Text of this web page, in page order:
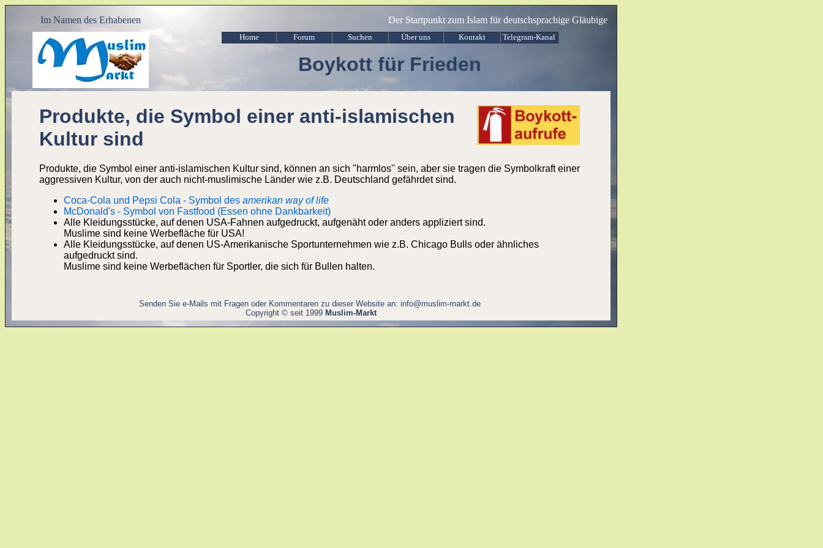
Im Namen des Erhabenen Der Startpunkt zum Islam für deutschsprachige Gläubige
Home Forum Suchen Über uns Kontakt Telegram-Kanal
Boykott für Frieden
Produkte, die Symbol einer anti-islamischen
Kultur sind
Produkte, die Symbol einer anti-islamischen Kultur sind, können an sich "harmlos" sein, aber sie tragen die Symbolkraft einer
aggressiven Kultur, von der auch nicht-muslimische Länder wie z.B. Deutschland gefährdet sind.
Coca-Cola und Pepsi Cola - Symbol des amerikan way of life
McDonald's - Symbol von Fastfood (Essen ohne Dankbarkeit)
Alle Kleidungsstücke, auf denen USA-Fahnen aufgedruckt, aufgenäht oder anders appliziert sind.
Muslime sind keine Werbefläche für USA!
Alle Kleidungsstücke, auf denen US-Amerikanische Sportunternehmen wie z.B. Chicago Bulls oder ähnliches
aufgedruckt sind.
Muslime sind keine Werbeflächen für Sportler, die sich für Bullen halten.
Senden Sie e-Mails mit Fragen oder Kommentaren zu dieser Website an: info@muslim-markt.de
Copyright © seit 1999 Muslim-Markt